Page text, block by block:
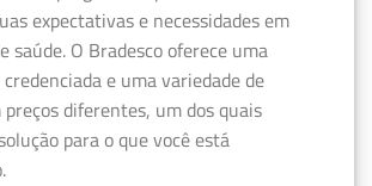
expectativas e necessidades em
saúde. O Bradesco oferece uma
e uma variedade de
preços diferentes, um dos quais
para o que você está